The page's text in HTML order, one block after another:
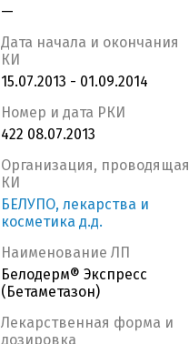
—
Дата начала и окончания
КИ
15.07.2013 - 01.09.2014
Номер и дата РКИ
422 08.07.2013
Организация, проводящая
КИ
БЕЛУПО, лекарства и
косметика д.д.
Наименование ЛП
Белодерм® Экспресс
(Бетаметазон)
Лекарственная форма и
дозировка